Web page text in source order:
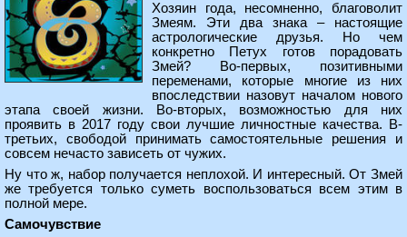
Хозяин года, несомненно, благоволит
Змеям. Эти два знака – настоящие
астрологические друзья. Но чем
конкретно Петух готов порадовать
Змей? Во-первых, позитивными
переменами, которые многие из них
впоследствии назовут началом нового
этапа своей жизни. Во-вторых, возможностью для них
проявить в 2017 году свои лучшие личностные качества. В-
третьих, свободой принимать самостоятельные решения и
совсем нечасто зависеть от чужих.
Ну что ж, набор получается неплохой. И интересный. От Змей
же требуется только суметь воспользоваться всем этим в
полной мере.
Самочувствие